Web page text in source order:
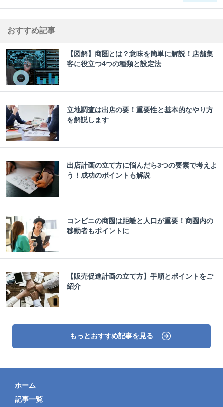
おすすめ記事
【図解】商圏とは？意味を簡単に解説！店舗集
客に役立つ4つの種類と設定法
立地調査は出店の要！重要性と基本的なやり方
を解説します
出店計画の立て方に悩んだら3つの要素で考えよ
う！成功のポイントも解説
コンビニの商圏は距離と人口が重要！商圏内の
移動者もポイントに
【販売促進計画の立て方】手順とポイントをご
紹介
もっとおすすめ記事を見る
ホーム
記事一覧